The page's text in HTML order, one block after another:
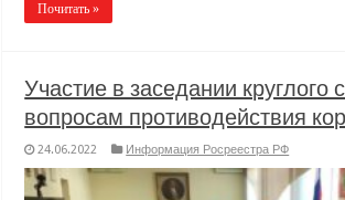
Почитать »
Участие в заседании круглого
вопросам противодействия
24.06.2022 Информация Росреестра РФ